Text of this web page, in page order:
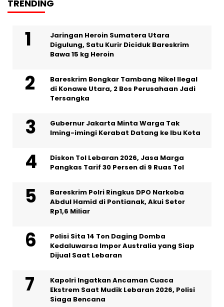
TRENDING
Jaringan Heroin Sumatera Utara
Digulung, Satu Kurir Diciduk Bareskrim
Bawa 15 kg Heroin
Bareskrim Bongkar Tambang Nikel Ilegal
di Konawe Utara, 2 Bos Perusahaan Jadi
Tersangka
Gubernur Jakarta Minta Warga Tak
Iming-imingi Kerabat Datang ke Ibu Kota
Diskon Tol Lebaran 2026, Jasa Marga
Pangkas Tarif 30 Persen di 9 Ruas Tol
Bareskrim Polri Ringkus DPO Narkoba
Abdul Hamid di Pontianak, Akui Setor
Rp1,6 Miliar
Polisi Sita 14 Ton Daging Domba
Kedaluwarsa Impor Australia yang Siap
Dijual Saat Lebaran
Kapolri Ingatkan Ancaman Cuaca
Ekstrem Saat Mudik Lebaran 2026, Polisi
Siaga Bencana